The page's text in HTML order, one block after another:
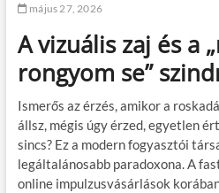
május 27, 2026
A vizuális zaj és a
rongyom se”
Ismerős az érzés, amikor a
állsz, mégis úgy érzed, egyetlen
sincs? Ez a modern fogyasztói
legáltalánosabb paradoxona. A
online impulzusvásárlások